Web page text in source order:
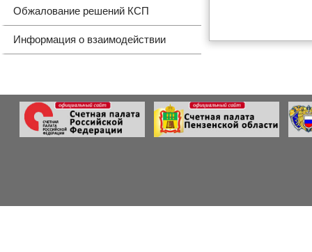
Обжалование решений КСП
Информация о взаимодействии